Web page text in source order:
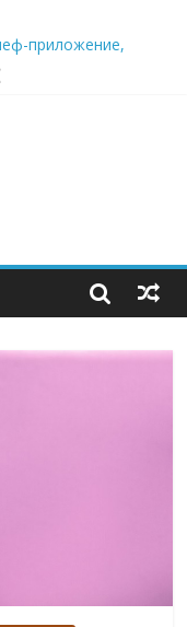
приложение,
дронов и
кокосовая вода с
трендом